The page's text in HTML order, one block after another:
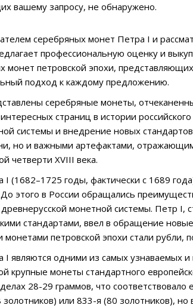
вашему запросу, не обнаружено.
серебряных монет Петра I и
профессиональную оценку и
монет петровской эпохи,
подход к каждому предложению.
серебряные монеты,
страниц в истории
системы и внедрение новых
но и важными артефактами,
четверти XVIII века.
(1682–1725 годы, фактически с 1689
этого в России обращались
монетной системы. Петр I,
стандартами, ввел в обращение
петровской эпохи стали рубли,
являются одними из самых узнаваемых
крупные монеты стандартного
28-29 граммов, что
или 833-я (80 золотников),